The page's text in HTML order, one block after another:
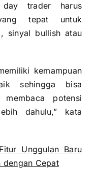
day trader harus
tepat untuk
sinyal bullish atau
kemampuan
sehingga bisa
potensi
dahulu,” kata
Unggulan Baru
dengan Cepat